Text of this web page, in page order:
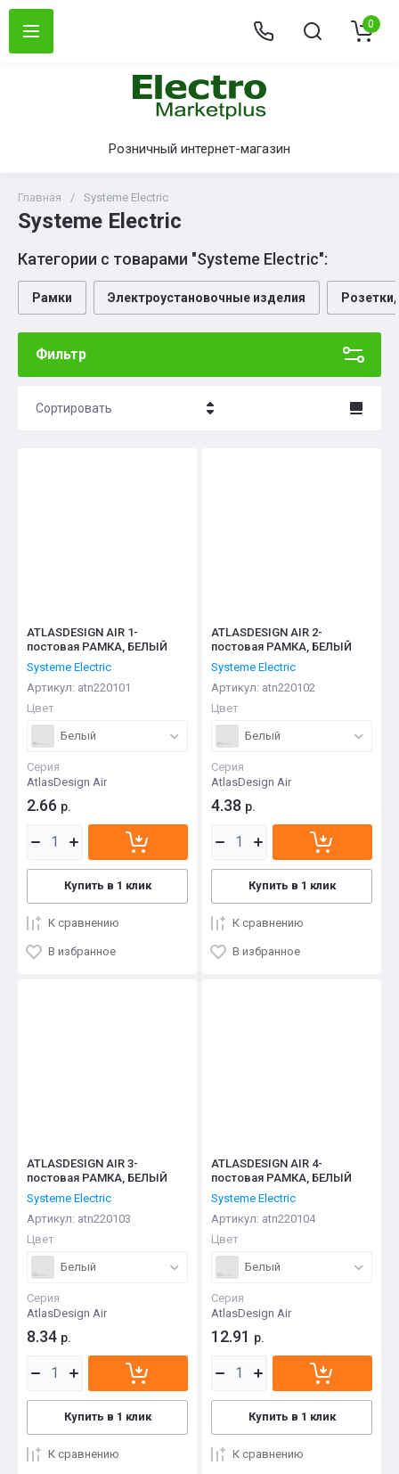
Розничный интернет-магазин
0
Главная / Systeme Electric
Systeme Electric
Категории с товарами "Systeme Electric":
Рамки Электроустановочные изделия
Фильтр
Сортировать
ATLASDESIGN AIR 1-
постовая РАМКА, БЕЛЫЙ
Systeme Electric
Артикул: atn220101
Цвет
Белый
Серия
AtlasDesign Air
2.66 р.
Купить в 1 клик
К сравнению
В избранное
ATLASDESIGN AIR 2-
постовая РАМКА, БЕЛЫЙ
Systeme Electric
Артикул: atn220102
Цвет
Белый
Серия
AtlasDesign Air
4.38 р.
Купить в 1 клик
К сравнению
В избранное
ATLASDESIGN AIR 3-
постовая РАМКА, БЕЛЫЙ
Systeme Electric
Артикул: atn220103
Цвет
Белый
Серия
AtlasDesign Air
8.34 р.
Купить в 1 клик
К сравнению
ATLASDESIGN AIR 4-
постовая РАМКА, БЕЛЫЙ
Systeme Electric
Артикул: atn220104
Цвет
Белый
Серия
AtlasDesign Air
12.91 р.
Купить в 1 клик
К сравнению